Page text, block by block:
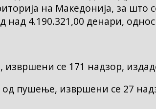
на Македонија, за
над 4.190.321,00 денари,
се 171 надзор,
пушење, извршени се 27